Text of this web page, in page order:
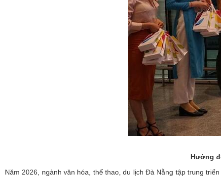
Hướng
Năm 2026, ngành văn hóa, thể thao, du lịch Đà Nẵng tập trung